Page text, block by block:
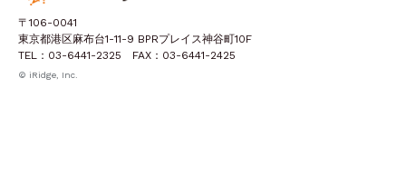
〒106-0041
東京都港区麻布台1-11-9 BPRプレイス神谷町10F
TEL：03-6441-2325 FAX：03-6441-2425
© iRidge, Inc.